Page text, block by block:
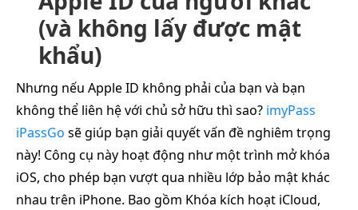
(và không lấy được mật
khẩu)
Nhưng nếu Apple ID không phải của bạn và bạn
không thể liên hệ với chủ sở hữu thì sao? imyPass
iPassGo sẽ giúp bạn giải quyết vấn đề nghiêm trọng
này! Công cụ này hoạt động như một trình mở khóa
iOS, cho phép bạn vượt qua nhiều lớp bảo mật khác
nhau trên iPhone. Bao gồm Khóa kích hoạt iCloud,